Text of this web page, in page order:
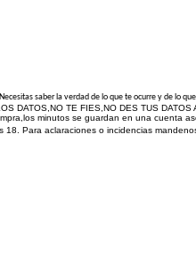
saber la verdad de lo que te ocurre y de lo que
DATOS,NO TE FIES,NO DES TUS
minutos se guardan en una
18. Para aclaraciones o incidencias